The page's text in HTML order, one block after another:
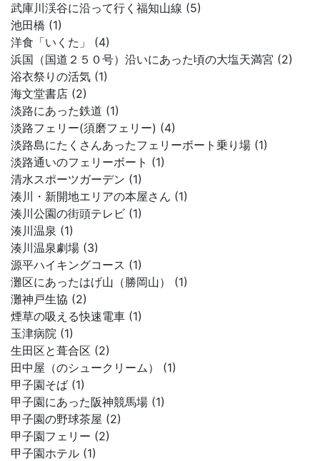
武庫川渓谷に沿って行く福知山線 (5)
池田橋 (1)
洋食「いくた」 (4)
浜国（国道２５０号）沿いにあった頃の大塩天満宮 (2)
浴衣祭りの活気 (1)
海文堂書店 (2)
淡路にあった鉄道 (1)
淡路フェリー(須磨フェリー) (4)
淡路島にたくさんあったフェリーボート乗り場 (1)
淡路通いのフェリーボート (1)
清水スポーツガーデン (1)
湊川・新開地エリアの本屋さん (1)
湊川公園の街頭テレビ (1)
湊川温泉 (1)
湊川温泉劇場 (3)
源平ハイキングコース (1)
灘区にあったはげ山（勝岡山） (1)
灘神戸生協 (2)
煙草の吸える快速電車 (1)
玉津病院 (1)
生田区と葺合区 (2)
田中屋（のシュークリーム） (1)
甲子園そば (1)
甲子園にあった阪神競馬場 (1)
甲子園の野球茶屋 (2)
甲子園フェリー (2)
甲子園ホテル (1)